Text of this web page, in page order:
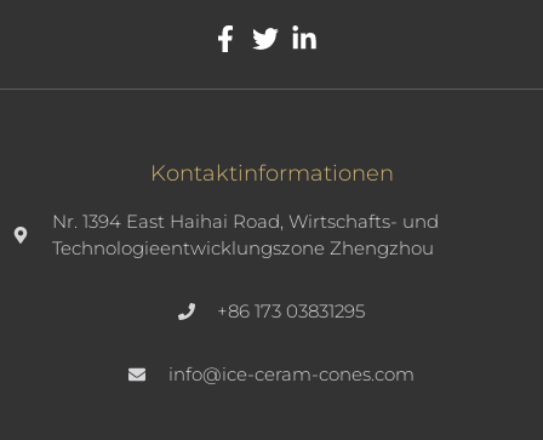
Kontaktinformationen
Nr. 1394 East Haihai Road, Wirtschafts- und
Technologieentwicklungszone Zhengzhou
+86 173 03831295
info@ice-ceram-cones.com